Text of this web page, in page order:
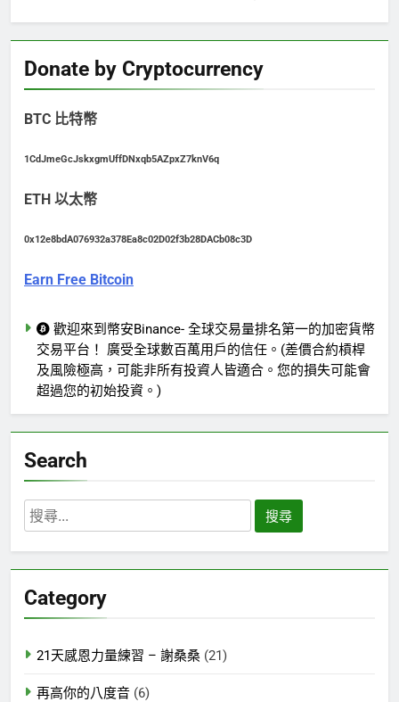
Donate by Cryptocurrency
BTC 比特幣
1CdJmeGcJskxgmUffDNxqb5AZpxZ7knV6q
ETH 以太幣
0x12e8bdA076932a378Ea8c02D02f3b28DACb08c3D
Earn Free Bitcoin
歡迎來到幣安Binance- 全球交易量排名第一的加密貨幣
交易平台！ 廣受全球數百萬用戶的信任。(差價合約槓桿
及風險極高，可能非所有投資人皆適合。您的損失可能會
超過您的初始投資。)
Search
搜
尋
字:
Category
21天感恩力量練習 – 謝桑桑 (21)
再高你的八度音 (6)